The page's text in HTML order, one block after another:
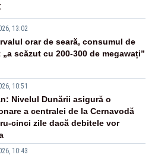
13:02
orar de seară, consumul de
scăzut cu 200-300 de megawați”
10:51
Nivelul Dunării asigură o
a centralei de la Cernavodă
cinci zile dacă debitele vor
10:43